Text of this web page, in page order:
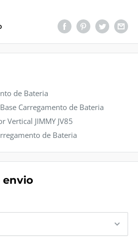
de Bateria
Carregamento de Bateria
Vertical JIMMY JV85
de Bateria
envio